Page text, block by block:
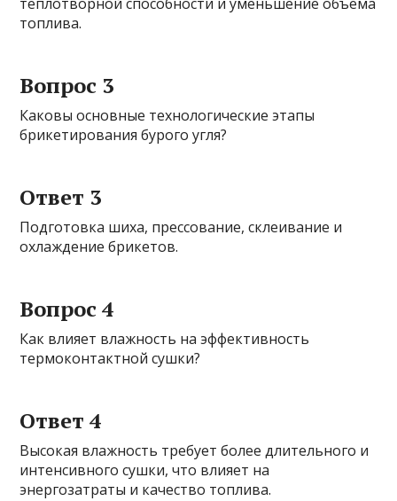
топлива.
Вопрос 3
Каковы основные технологические этапы
брикетирования бурого угля?
Ответ 3
Подготовка шиха, прессование, склеивание и
охлаждение брикетов.
Вопрос 4
Как влияет влажность на эффективность
термоконтактной сушки?
Ответ 4
Высокая влажность требует более длительного и
интенсивного сушки, что влияет на
энергозатраты и качество топлива.